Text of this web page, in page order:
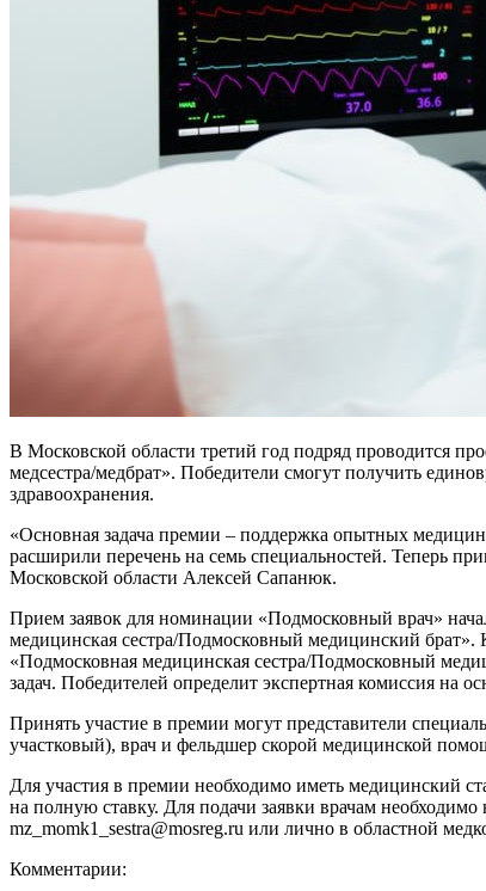
В Московской области третий год подряд проводится
медсестра/медбрат». Победители смогут получить
здравоохранения.
«Основная задача премии – поддержка опытных
расширили перечень на семь специальностей. Теперь
Московской области Алексей Сапанюк.
Прием заявок для номинации «Подмосковный врач»
медицинская сестра/Подмосковный медицинский
«Подмосковная медицинская сестра/Подмосковный
задач. Победителей определит экспертная комиссия на
Принять участие в премии могут представители
участковый), врач и фельдшер скорой медицинской
Для участия в премии необходимо иметь медицинский
на полную ставку. Для подачи заявки врачам
mz_momk1_sestra@mosreg.ru или лично в областной
Комментарии: